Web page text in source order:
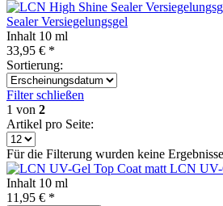
Sealer Versiegelungsgel
Inhalt 10 ml
33,95 € *
Sortierung:
Filter schließen
1 von 2
Artikel pro Seite:
Für die Filterung wurden keine
LCN UV-
Inhalt 10 ml
11,95 € *